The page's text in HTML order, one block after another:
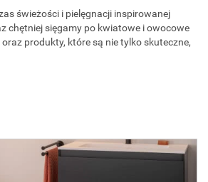
świeżości i pielęgnacji inspirowanej
chętniej sięgamy po kwiatowe i owocowe
produkty, które są nie tylko skuteczne,